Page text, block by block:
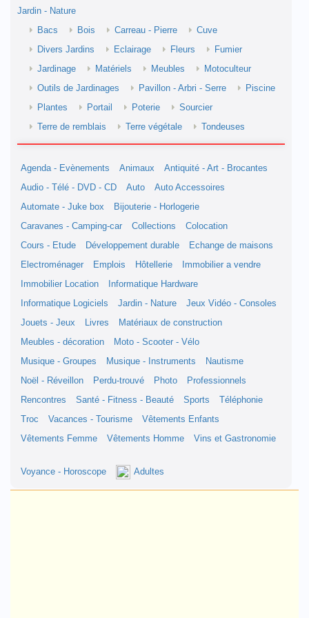
Jardin - Nature
Bacs
Bois Carreau - Pierre
Cuve
Divers Jardins
Eclairage Fleurs
Fumier
Jardinage
Matériels Meubles
Motoculteur
Outils de Jardinages
Pavillon - Arbri - Serre
Piscine
Plantes
Portail Poterie
Sourcier
Terre de remblais
Terre végétale Tondeuses
Agenda - Evènements Animaux
Antiquité - Art - Brocantes
Audio - Télé - DVD - CD
Auto
Auto Accessoires
Automate - Juke box
Bijouterie - Horlogerie
Caravanes - Camping-car
Collections
Colocation
Cours - Etude
Développement durable
Echange de maisons
Electroménager
Emplois Hôtellerie
Immobilier a vendre
Immobilier Location
Informatique Hardware
Informatique Logiciels
Jardin - Nature
Jeux Vidéo - Consoles
Jouets - Jeux
Livres
Matériaux de construction
Meubles - décoration
Moto - Scooter - Vélo
Musique - Groupes
Musique - Instruments
Nautisme
Noël - Réveillon
Perdu-trouvé Photo
Professionnels
Rencontres
Santé - Fitness - Beauté Sports
Téléphonie
Troc
Vacances - Tourisme
Vêtements Enfants
Vêtements Femme
Vêtements Homme Vins et Gastronomie
Voyance - Horoscope Adultes